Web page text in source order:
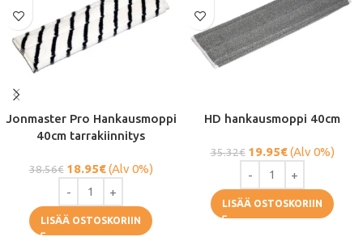
Jonmaster Pro Hankausmoppi
40cm tarrakiinnitys
38.56€ 18.95€(Alv 0%)
LISÄÄ OSTOSKORIIN
HD hankausmoppi 40cm
35.32€ 19.95€(Alv 0%)
LISÄÄ OSTOSKORIIN